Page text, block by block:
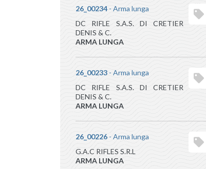
26_00234 - Arma lunga
DC RIFLE S.A.S. DI CRETIER
DENIS & C.
ARMA LUNGA
26_00233 - Arma lunga
DC RIFLE S.A.S. DI CRETIER
DENIS & C.
ARMA LUNGA
26_00226 - Arma lunga
G.A.C RIFLES S.R.L
ARMA LUNGA